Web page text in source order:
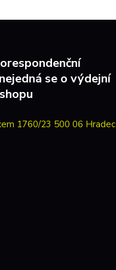
se o výdejní
1760/23 500 06 Hradec